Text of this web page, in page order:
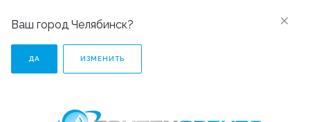
Ваш город Челябинск?
ДА ИЗМЕНИТЬ